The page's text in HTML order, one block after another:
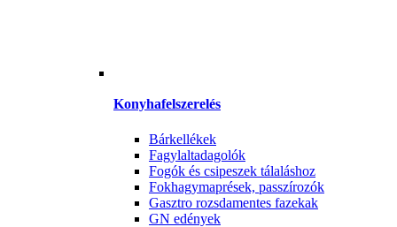
Konyhafelszerelés
Bárkellékek
Fagylaltadagolók
Fogók és csipeszek tálaláshoz
Fokhagymaprések, passzírozók
Gasztro rozsdamentes fazekak
GN edények